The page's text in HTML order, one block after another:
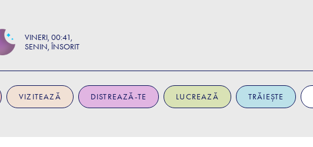
VINERI 00:41
SENIN, ÎNSORIT
VIZITEAZĂ DISTREAZĂ-TE LUCREAZĂ TRĂIEȘTE